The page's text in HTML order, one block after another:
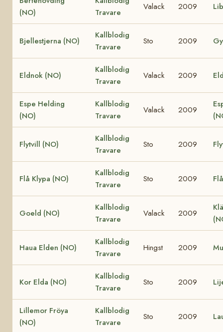
(NO)
Travare
Valack 2009
Bjellestjerna (NO)
Kallblodig
Travare
Sto 2009
Eldnok (NO)
Kallblodig
Travare
Valack 2009
Espe Helding
(NO)
Kallblodig
Travare
Valack 2009
Flytvill (NO)
Kallblodig
Travare
Sto 2009
Flå Klypa (NO)
Kallblodig
Travare
Sto 2009
Goeld (NO)
Kallblodig
Travare
Valack 2009
Haua Elden (NO)
Kallblodig
Travare
Hingst 2009
Kor Elda (NO)
Kallblodig
Travare
Sto 2009
Lillemor Fröya
(NO)
Kallblodig
Travare
Sto 2009